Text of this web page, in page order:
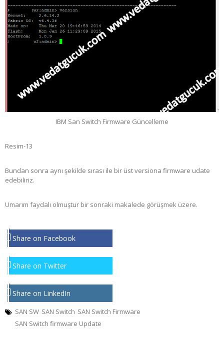
IBM San Switch Firmware Güncelleme
Resim-13
Bundan sonra aynı şekilde sırası ile bir üst versiona firmware udate
edebiliriz.
Umarım faydalı olmuştur bir sonraki makalede görüşmek üzere.
Share on Facebook
Share on Twitter
Share on LinkedIn
SAN SW SAN Switch SAN Switch Firmware
SAN Switch firmware Update